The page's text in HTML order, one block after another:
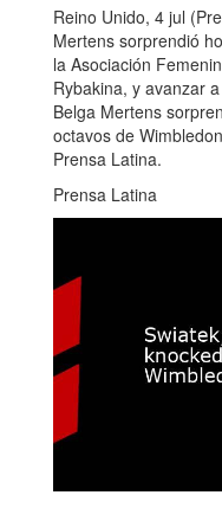
Reino Unido, 4 jul
Mertens sorprendió
la Asociación
Rybakina, y avanzar
Belga Mertens
octavos de
Prensa Latina.
Prensa Latina